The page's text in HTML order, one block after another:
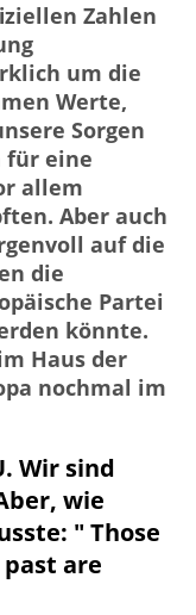
Zahlen
um die
Werte,
Sorgen
für eine
allem
Aber auch
auf die
die
Partei
könnte.
Haus der
nochmal im
Wir sind
wie
" Those
are